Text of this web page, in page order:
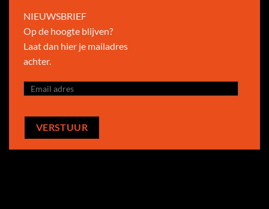
NIEUWSBRIEF
Op de hoogte blijven?
Laat dan hier je mailadres
achter.